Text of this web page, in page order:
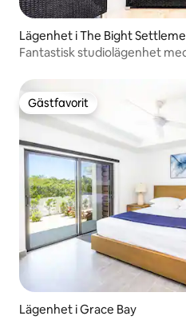
Lägenhet i The Bight
Fantastisk studiolägenhet
Gästfavorit
Gästfavorit
Lägenhet i Grace Bay